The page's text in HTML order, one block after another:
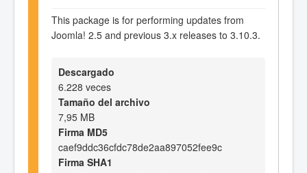
This package is for performing updates from
Joomla! 2.5 and previous 3.x releases to 3.10.3.
Descargado
6.228 veces
Tamaño del archivo
7,95 MB
Firma MD5
caef9ddc36cfdc78de2aa897052fee9c
Firma SHA1